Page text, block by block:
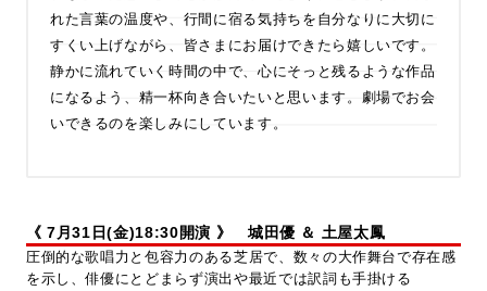
れた言葉の温度や、行間に宿る気持ちを自分なりに大切に
すくい上げながら、皆さまにお届けできたら嬉しいです。
静かに流れていく時間の中で、心にそっと残るような作品
になるよう、精一杯向き合いたいと思います。劇場でお会
いできるのを楽しみにしています。
《 7月31日(金)18:30開演 》 城田優 ＆ 土屋太鳳
圧倒的な歌唱力と包容力のある芝居で、数々の大作舞台で存在感
を示し、俳優にとどまらず演出や最近では訳詞も手掛ける